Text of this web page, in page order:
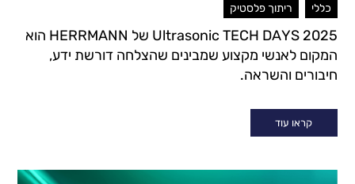
כללי ריתוך פלסטיק
Ultrasonic TECH DAYS 2025 של HERRMANN הוא
המקום לאנשי מקצוע שמבינים שהצלחה דורשת ידע,
חיבורים והשראה.
קראו עוד